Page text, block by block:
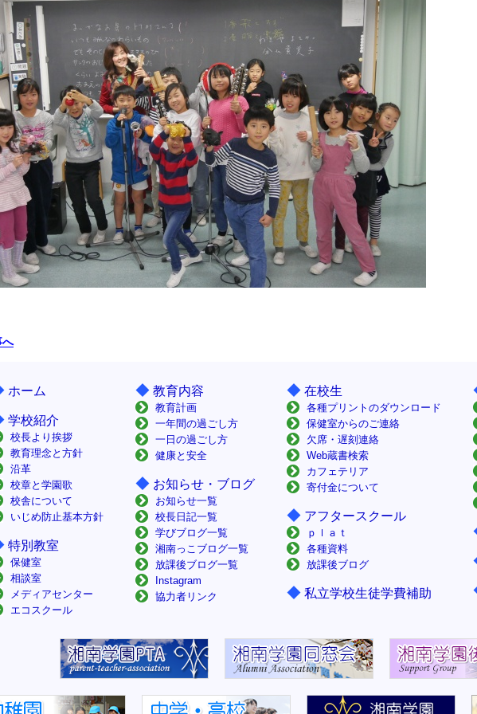
へ
ホーム
学校紹介
校長より挨拶
教育理念と方針
沿革
校章と学園歌
校舎について
いじめ防止基本方針
特別教室
保健室
相談室
メディアセンター
エコスクール
◆ 教育内容
教育計画
一年間の過ごし方
一日の過ごし方
健康と安全
◆ お知らせ・ブログ
お知らせ一覧
校長日記一覧
学びブログ一覧
湘南っこブログ一覧
放課後ブログ一覧
Instagram
協力者リンク
◆ 在校生
各種プリントのダウンロード
保健室からのご連絡
欠席・遅刻連絡
Web蔵書検索
カフェテリア
寄付金について
◆ アフタースクール
ｐｌａｔ
各種資料
放課後ブログ
◆ 私立学校生徒学費補助